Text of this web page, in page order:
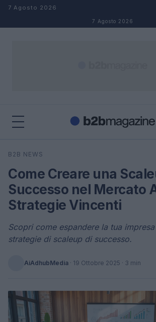
Salta al contenuto
7 Agosto 2026
7 Agosto 2026
Cerca
B2B NEWS
Come Creare una
Successo nel Mercato
Strategie Vincenti
Scopri come espandere la tua
strategie di scaleup di successo.
AiAdhubMedia · 19 Ottobre 2025 · 3 min